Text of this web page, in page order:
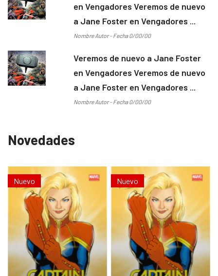
en Vengadores Veremos de nuevo
a Jane Foster en Vengadores ...
Nombre Autor - Fecha 0/00/00
Veremos de nuevo a Jane Foster
en Vengadores Veremos de nuevo
a Jane Foster en Vengadores ...
Nombre Autor - Fecha 0/00/00
Novedades
Nuevo Nuevo